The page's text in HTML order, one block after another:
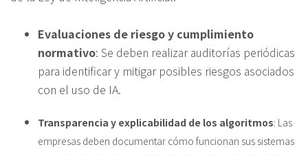
Evaluaciones de riesgo y cumplimiento
normativo: Se deben realizar auditorías periódicas
para identificar y mitigar posibles riesgos asociados
con el uso de IA.
Transparencia y explicabilidad de los algoritmos: Las
empresas deben documentar cómo funcionan sus sistemas